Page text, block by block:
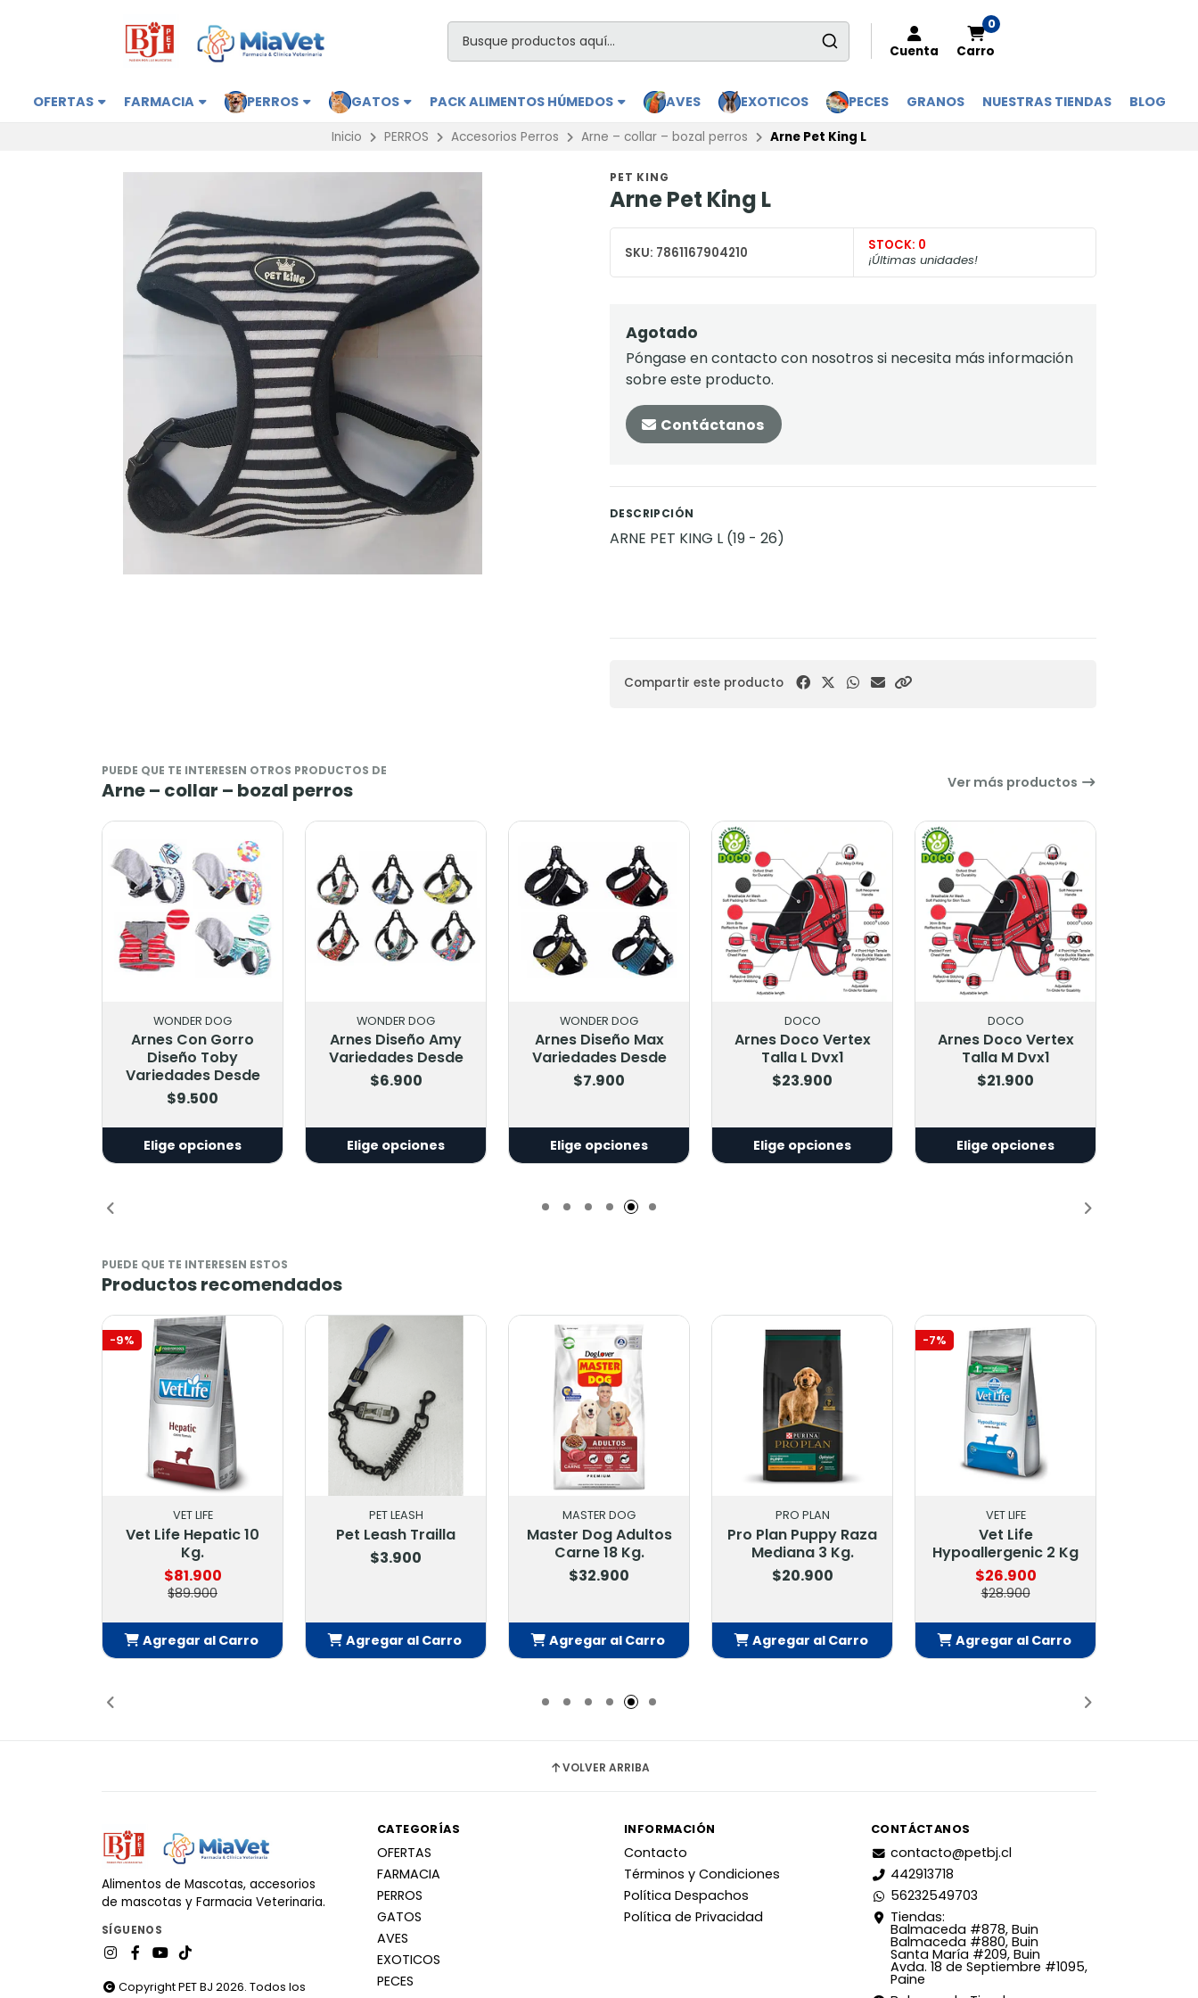
Cuenta
0
Carro
OFERTAS FARMACIA PERROS GATOS PACK ALIMENTOS HÚMEDOS AVES EXOTICOS PECES GRANOS NUESTRAS TIENDAS BLOG
Inicio PERROS Accesorios Perros Arne – collar – bozal perros Arne Pet King L
PET KING
Arne Pet King L
SKU: 7861167904210 STOCK: 0
¡Últimas unidades!
Agotado
Póngase en contacto con nosotros si necesita más información
sobre este producto.
Contáctanos
DESCRIPCIÓN
ARNE PET KING L (19 - 26)
Compartir este producto
PUEDE QUE TE INTERESEN OTROS PRODUCTOS DE
Arne – collar – bozal perros Ver más productos
WONDER DOG
Arnes Con Gorro
Diseño Toby
Variedades Desde
$9.500
Elige opciones
WONDER DOG
Arnes Diseño Amy
Variedades Desde
$6.900
Elige opciones
WONDER DOG
Arnes Diseño Max
Variedades Desde
$7.900
Elige opciones
DOCO
Arnes Doco Vertex
Talla L Dvx1
$23.900
Elige opciones
DOCO
Arnes Doco Vertex
Talla M Dvx1
$21.900
Elige opciones
PUEDE QUE TE INTERESEN ESTOS
Productos recomendados
-9%
VET LIFE
Vet Life Hepatic 10
Kg.
$81.900
$89.900
Agregar al Carro
PET LEASH
Pet Leash Trailla
$3.900
Agregar al Carro
MASTER DOG
Master Dog Adultos
Carne 18 Kg.
$32.900
Agregar al Carro
PRO PLAN
Pro Plan Puppy Raza
Mediana 3 Kg.
$20.900
Agregar al Carro
-7%
VET LIFE
Vet Life
Hypoallergenic 2 Kg
$26.900
$28.900
Agregar al Carro
VOLVER ARRIBA
Alimentos de Mascotas, accesorios
de mascotas y Farmacia Veterinaria.
SÍGUENOS
Copyright PET BJ 2026. Todos los
CATEGORÍAS
OFERTAS
FARMACIA
PERROS
GATOS
AVES
EXOTICOS
PECES
INFORMACIÓN
Contacto
Términos y Condiciones
Política Despachos
Política de Privacidad
CONTÁCTANOS
contacto@petbj.cl
442913718
56232549703
Tiendas:
Balmaceda #878, Buin
Balmaceda #880, Buin
Santa María #209, Buin
Avda. 18 de Septiembre #1095,
Paine